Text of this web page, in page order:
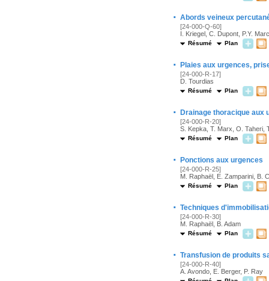
· Abords veineux
[24-000-Q-60]
I. Kriegel, C. Dupont, P.Y.
Résumé Plan
· Plaies aux urgences,
[24-000-R-17]
D. Tourdias
Résumé Plan
· Drainage thoracique aux
[24-000-R-20]
S. Kepka, T. Marx, O. Taheri,
Résumé Plan
· Ponctions aux urgences
[24-000-R-25]
M. Raphaël, E. Zamparini, B.
Résumé Plan
· Techniques
[24-000-R-30]
M. Raphaël, B. Adam
Résumé Plan
· Transfusion de produits
[24-000-R-40]
A. Avondo, E. Berger, P. Ray